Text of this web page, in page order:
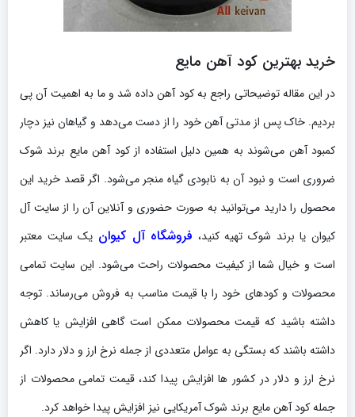
خرید بهترین کود آهن مایع
در این مقاله توضیحاتی راجع به کود آهن داده شد و ما به اهمیت آن پی
بردیم. خاک پس از مدتی آهن خود را از دست می‌دهد و گیاهان نیز دچار
کمبود آهن می‌شوند به همین دلیل استفاده از کود آهن مایع برند شوک
ضروری است و نبود آن به نابودی گیاه منجر می‌شود. اگر قصد خرید این
محصول را دارید می‌توانید به صورت حضوری و آنلاین آن را از سایت آل
کیوان یا برند شوک تهیه کنید، فروشگاه آل کیوان یک سایت معتبر
است و خیال شما از کیفیت محصولات راحت می‌شود. این سایت تمامی
محصولات و کودهای خود را با قیمت مناسب به فروش می‌رساند. توجه
داشته باشید که قیمت محصولات ممکن است گاهی افزایش یا کاهش
داشته باشند که بستگی به عوامل متعددی از جمله نرخ ارز و دلار دارد. اگر
نرخ ارز و دلار در کشور ها افزایش پیدا کند، قیمت تمامی محصولات از
جمله کود آهن مایع برند شوک آمریکایی نیز افزایش پیدا خواهد کرد.